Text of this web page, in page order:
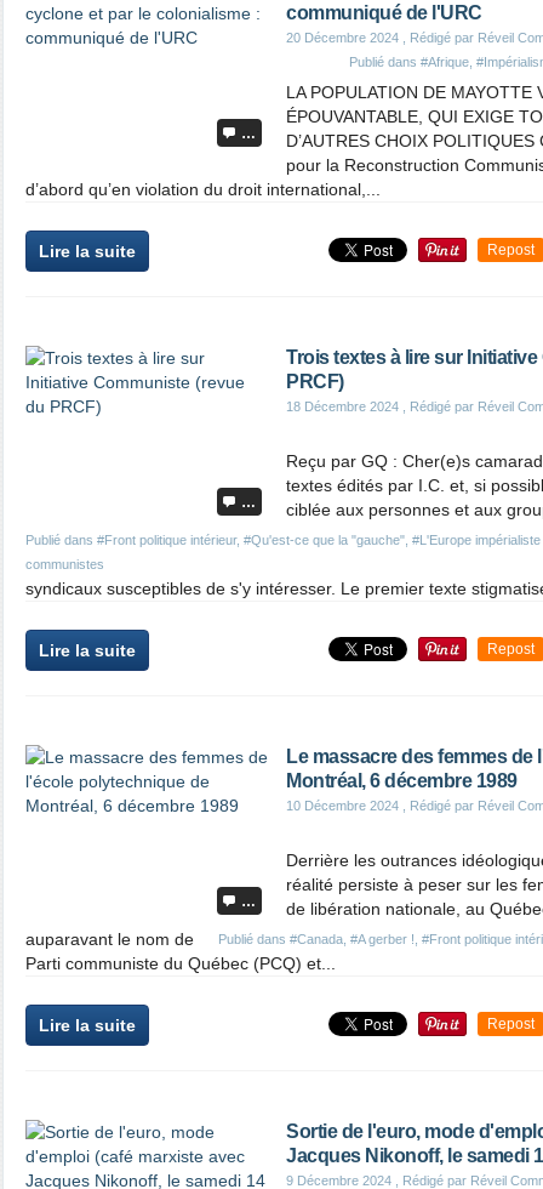
…
communiqué de l'URC
20 Décembre 2024 , Rédigé par Réveil
Publié dans #Afrique
LA POPULATION DE MAYOTTE
ÉPOUVANTABLE, QUI EXIGE
D’AUTRES CHOIX
pour la Reconstruction
d’abord qu’en violation du droit international,...
Lire la suite Repost
…
Trois textes à lire sur
PRCF)
18 Décembre 2024 , Rédigé par Réveil
Publié dans #Front politique intérieur, #Qu'est-ce que la "gauche" #L'Europe
communistes
Reçu par GQ : Cher(e)s
textes édités par I.C. et, si
ciblée aux personnes et aux
syndicaux susceptibles de s'y intéresser. Le premier texte
Lire la suite Repost
…
Le massacre des femmes
Montréal, 6 décembre 1989
10 Décembre 2024 , Rédigé par Réveil
Publié dans #Canada #A gerber ! #Front politique
Derrière les outrances
réalité persiste à peser sur les
de libération nationale, au
auparavant le nom de
Parti communiste du Québec (PCQ) et...
Lire la suite Repost
Sortie de l'euro, mode
Jacques Nikonoff, le samedi
9 Décembre 2024 , Rédigé par Réveil